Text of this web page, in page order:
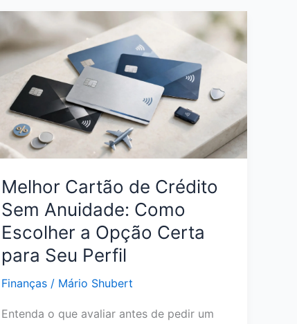
Guardar
Dinheiro:
O
Que
Avaliar
Antes
de
Escolher
em
Melhor Cartão de Crédito
Sem Anuidade: Como
Escolher a Opção Certa
para Seu Perfil
Finanças / Mário Shubert
Entenda o que avaliar antes de pedir um